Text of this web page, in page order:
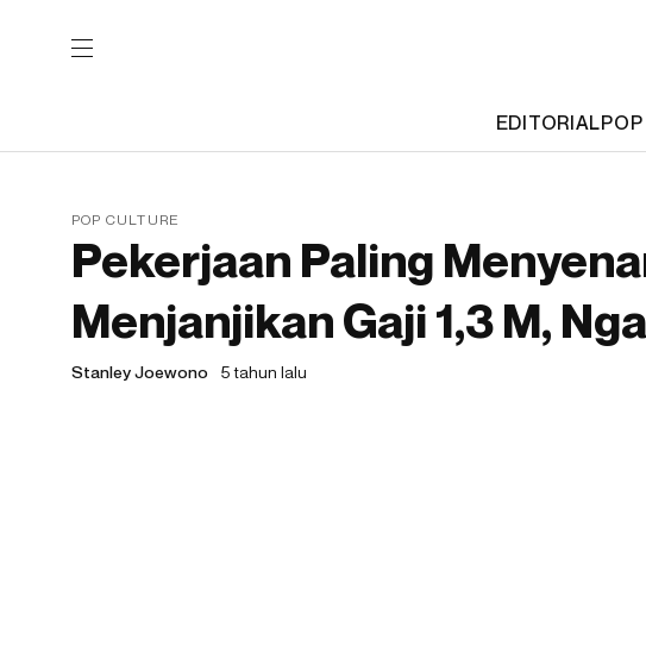
EDITORIAL
POP CULTURE
Pekerjaan Paling
Menjanjikan Gaji 1,3 M,
Stanley Joewono 5 tahun lalu